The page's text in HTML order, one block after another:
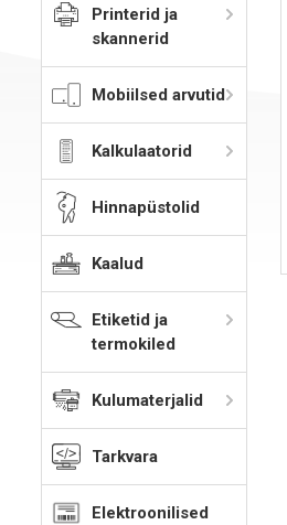
Printerid ja
skannerid
Mobiilsed arvutid
Kalkulaatorid
Hinnapüstolid
Kaalud
Etiketid ja
termokiled
Kulumaterjalid
Tarkvara
Elektroonilised